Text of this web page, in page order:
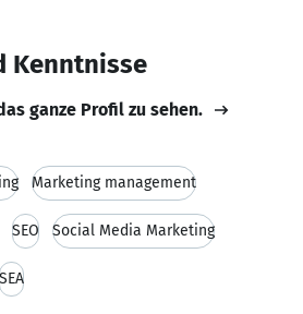
Kenntnisse
ganze Profil zu sehen.
Marketing management
SEO Social Media Marketing
SEA